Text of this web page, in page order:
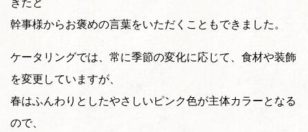
幹事様からお褒めの言葉をいただくこともできました。
ケータリングでは、常に季節の変化に応じて、食材や装飾
を変更していますが、
春はふんわりとしたやさしいピンク色が主体カラーとなる
ので、